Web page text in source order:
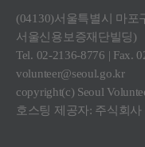
(04130)서울특별시 마포
서울신용보증재단빌딩)
Tel. 02-2136-8776 | Fax.
volunteer@seoul.go.kr
copyright(c) Seoul
호스팅 제공자: 주식회사